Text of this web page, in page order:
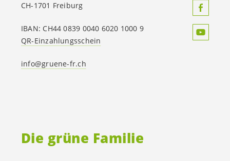
Die grüne Familie
CH-1701 Freiburg
IBAN: CH44 0839 0040 6020 1000 9
QR-Einzahlungsschein
info@gruene-fr.ch